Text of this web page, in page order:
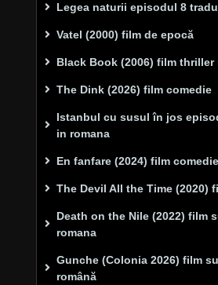
Legea naturii episodul 8
Vatel (2000) film de epocă
Black Book (2006) film thriller
The Dink (2026) film comedie
Istanbul cu susul în jos
in romana
En fanfare (2024) film comedie
The Devil All the Time (2020)
Death on the Nile (2022) film
romana
Gunche (Colonia 2026) film
română